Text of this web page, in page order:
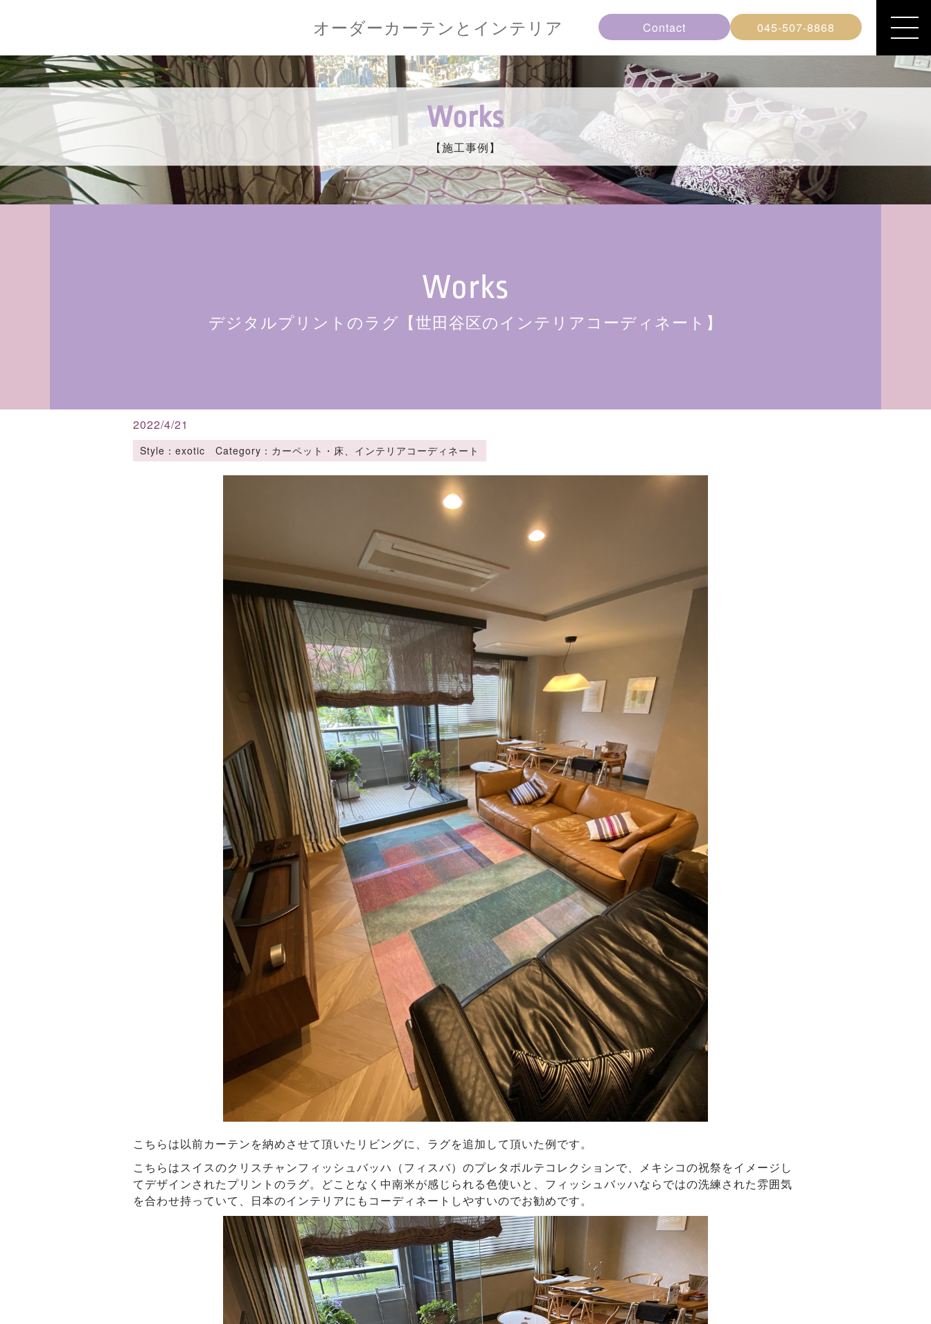
オーダーカーテンとインテリア Contact 045-507-8868
Works
【施工事例】
Works
デジタルプリントのラグ【世田谷区のインテリアコーディネート】
2022/4/21
Style：exotic Category：カーペット・床、インテリアコーディネート
こちらは以前カーテンを納めさせて頂いたリビングに、ラグを追加して頂いた例です。
こちらはスイスのクリスチャンフィッシュバッハ（フィスバ）のプレタポルテコレクションで、メキシコの祝祭をイメージし
てデザインされたプリントのラグ。どことなく中南米が感じられる色使いと、フィッシュバッハならではの洗練された雰囲気
を合わせ持っていて、日本のインテリアにもコーディネートしやすいのでお勧めです。